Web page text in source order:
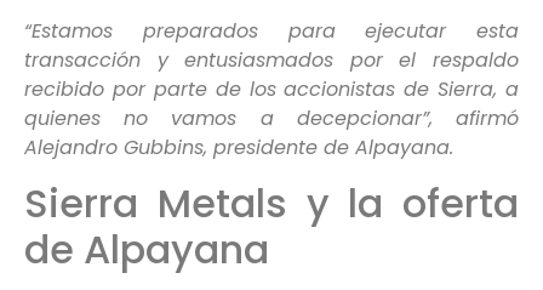
“Estamos preparados para ejecutar esta
transacción y entusiasmados por el respaldo
recibido por parte de los accionistas de Sierra, a
quienes no vamos a decepcionar”, afirmó
Alejandro Gubbins, presidente de Alpayana.
Sierra Metals y la oferta
de Alpayana